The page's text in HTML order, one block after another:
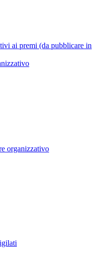
ai premi (da pubblicare in
organizzativo